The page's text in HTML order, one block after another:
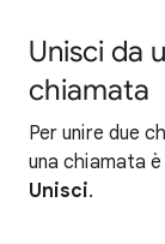
Unisci da
chiamata
Per unire due
una chiamata
Unisci.